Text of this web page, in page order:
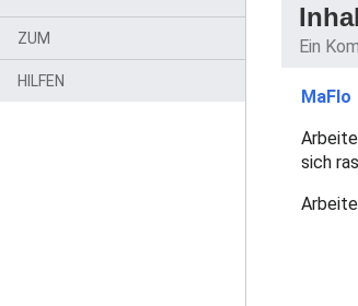
Ein
MaFlo
sich
ZUM
HILFEN